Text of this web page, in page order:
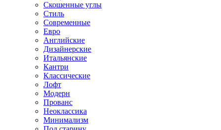
Скошенные углы
Стиль
Современные
Евро
Английские
Дизайнерские
Итальянские
Кантри
Классические
Лофт
Модерн
Прованс
Неоклассика
Минимализм